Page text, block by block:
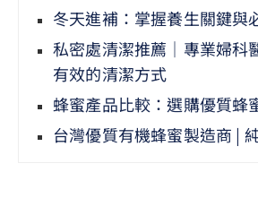
冬天進補：掌握養生關鍵與
私密處清潔推薦｜專業婦科
有效的清潔方式
蜂蜜產品比較：選購優質蜂
台灣優質有機蜂蜜製造商 |